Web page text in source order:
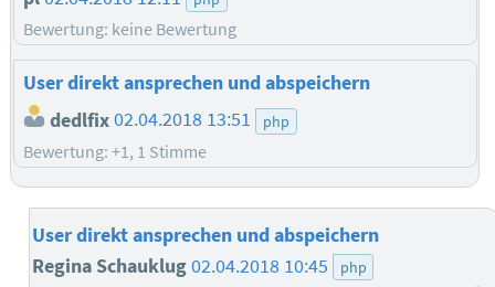
Bewertung: keine Bewertung
User direkt ansprechen und abspeichern
dedlfix02.04.2018 13:51 php
Bewertung: +1, 1 Stimme
User direkt ansprechen und abspeichern
Regina Schauklug02.04.2018 10:45 php